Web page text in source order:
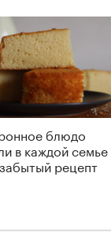
блюдо
в каждой семье
рецепт